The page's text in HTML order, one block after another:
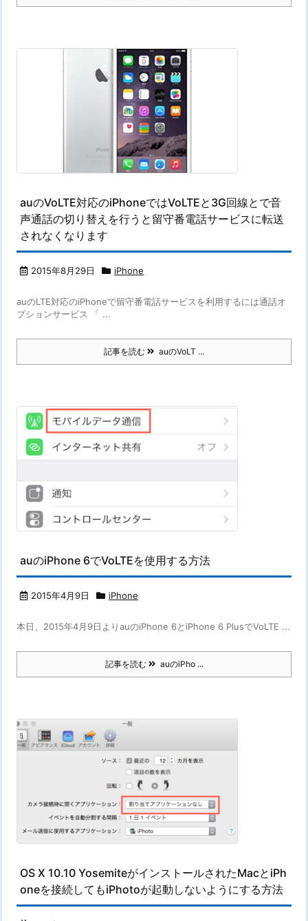
auのVoLTE対応のiPhoneではVoLTEと3G回線とで音
声通話の切り替えを行うと留守番電話サービスに転送
されなくなります
2015年8月29日 iPhone
auのLTE対応のiPhoneで留守番電話サービスを利用するには通話オ
プションサービス 「 ...
記事を読む auのVoLT ...
auのiPhone 6でVoLTEを使用する方法
2015年4月9日 iPhone
本日、2015年4月9日よりauのiPhone 6とiPhone 6 PlusでVoLTE ...
記事を読む auのiPho ...
OS X 10.10 YosemiteがインストールされたMacとiPh
oneを接続してもiPhotoが起動しないようにする方法